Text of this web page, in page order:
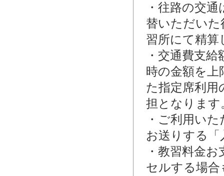
・往路の交
替いただいた
習所にて精算
・交通費支
時の金額を上
た指定席利用
担となります
・ご利用い
お送りする
・教習料金
セルする場